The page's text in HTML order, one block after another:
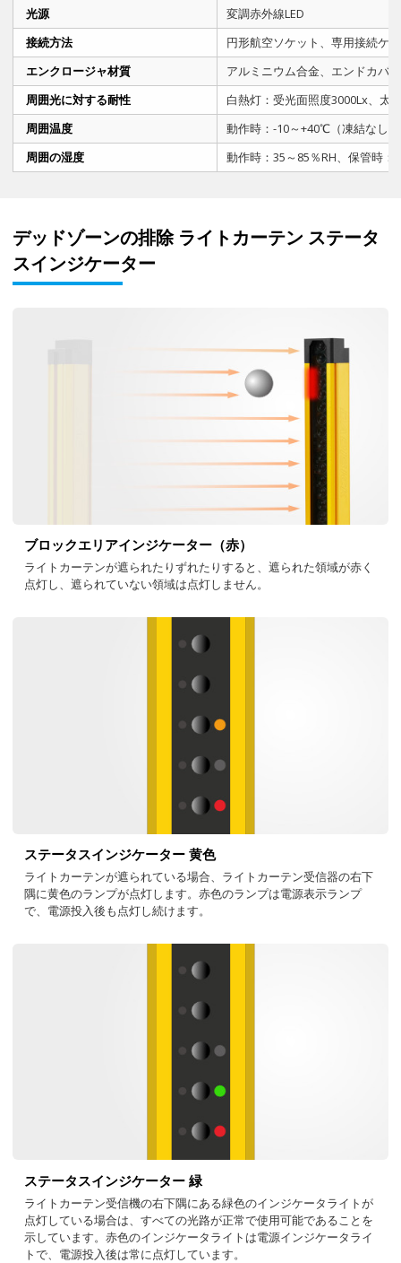
光源
変調赤外線LED
接続方法
円形航空ソケット、専用接続ケ
エンクロージャ材質
アルミニウム合金、エンドカバ
周囲光に対する耐性
白熱灯：受光面照度3000Lx、太
周囲温度
動作時：-10～+40℃（凍結なし
周囲の湿度
動作時：35～85％RH、保管時：
デッドゾーンの排除 ライトカーテン ステータ
スインジケーター
ブロックエリアインジケーター（赤）
ライトカーテンが遮られたりずれたりすると、遮られた領域が赤く
点灯し、遮られていない領域は点灯しません。
ステータスインジケーター 黄色
ライトカーテンが遮られている場合、ライトカーテン受信器の右下
隅に黄色のランプが点灯します。赤色のランプは電源表示ランプ
で、電源投入後も点灯し続けます。
ステータスインジケーター 緑
ライトカーテン受信機の右下隅にある緑色のインジケータライトが
点灯している場合は、すべての光路が正常で使用可能であることを
示しています。赤色のインジケータライトは電源インジケータライ
トで、電源投入後は常に点灯しています。